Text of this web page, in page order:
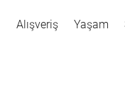
Alışveriş Yaşam